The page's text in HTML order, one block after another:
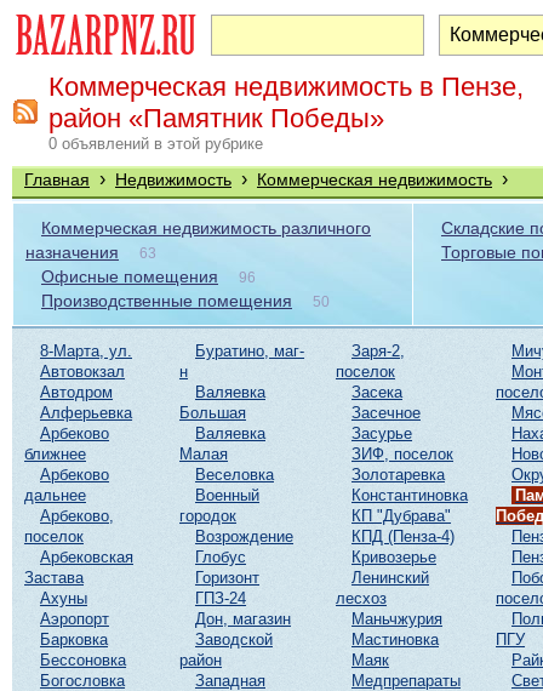
Коммерческая недвижимость в Пензе,
район «Памятник Победы»
0 объявлений в этой рубрике
Главная › Недвижимость › Коммерческая недвижимость ›
Коммерческая недвижимость различного
назначения
63
Офисные помещения 96
Производственные помещения 50
Складские
Торговые
8-Марта, ул.
Автовокзал
Автодром
Алферьевка
Арбеково
ближнее
Арбеково
дальнее
Арбеково,
поселок
Арбековская
Застава
Ахуны
Аэропорт
Барковка
Бессоновка
Богословка
Буратино, маг-
н
Валяевка
Большая
Валяевка
Малая
Веселовка
Военный
городок
Возрождение
Глобус
Горизонт
ГПЗ-24
Дон, магазин
Заводской
район
Западная
Заря-2,
поселок
Засека
Засечное
Засурье
ЗИФ, поселок
Золотаревка
Константиновка
КП "Дубрава"
КПД (Пенза-4)
Кривозерье
Ленинский
лесхоз
Маньчжурия
Мастиновка
Маяк
Медпрепараты
ПГУ